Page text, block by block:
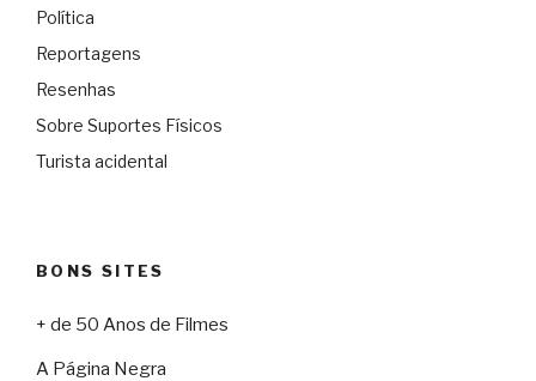
Política
Reportagens
Resenhas
Sobre Suportes Físicos
Turista acidental
BONS SITES
+ de 50 Anos de Filmes
A Página Negra